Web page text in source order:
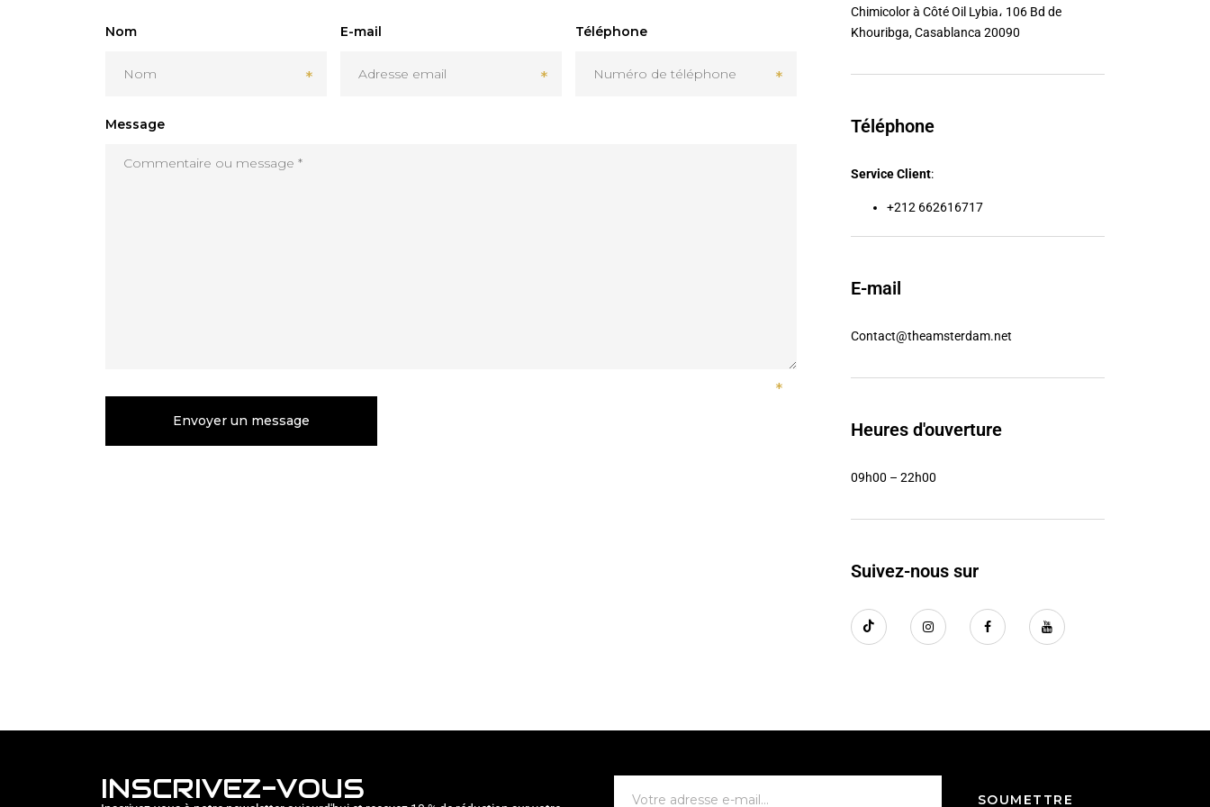
Nom E-mail Téléphone
Message
Chimicolor à Côté Oil Lybia، 106 Bd de
Khouribga, Casablanca 20090
Téléphone
Service Client:
+212 662616717
E-mail
Contact@theamsterdam.net
Heures d'ouverture
09h00 – 22h00
Suivez-nous sur
INSCRIVEZ-VOUS